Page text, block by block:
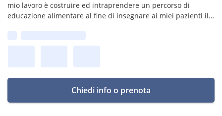
mio lavoro è costruire ed intraprendere un percorso di
educazione alimentare al fine di insegnare ai miei pazienti il
Chiedi info o prenota